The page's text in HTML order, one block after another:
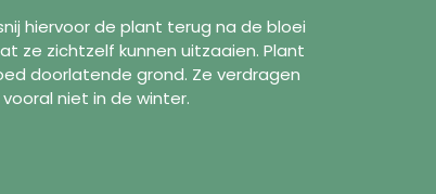
hiervoor de plant terug na de bloei
ze zichtzelf kunnen uitzaaien. Plant
doorlatende grond. Ze verdragen
niet in de winter.
Follow us
Facebook